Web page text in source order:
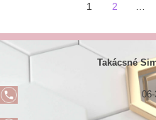
1 2
Takácsné